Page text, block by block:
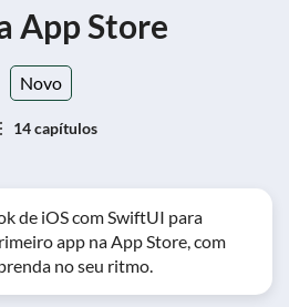
App Store
Novo
14 capítulos
de iOS com SwiftUI para
app na App Store, com
no seu ritmo.